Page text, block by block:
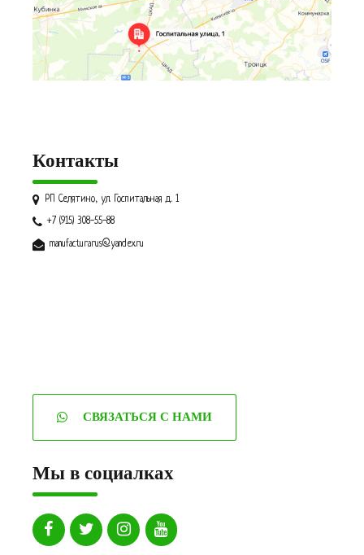
Контакты
РП Селятино, ул. Госпитальная д. 1
+7 (915) 308-55-88
manufacturarus@yandex.ru
СВЯЗАТЬСЯ С НАМИ
Мы в социалках